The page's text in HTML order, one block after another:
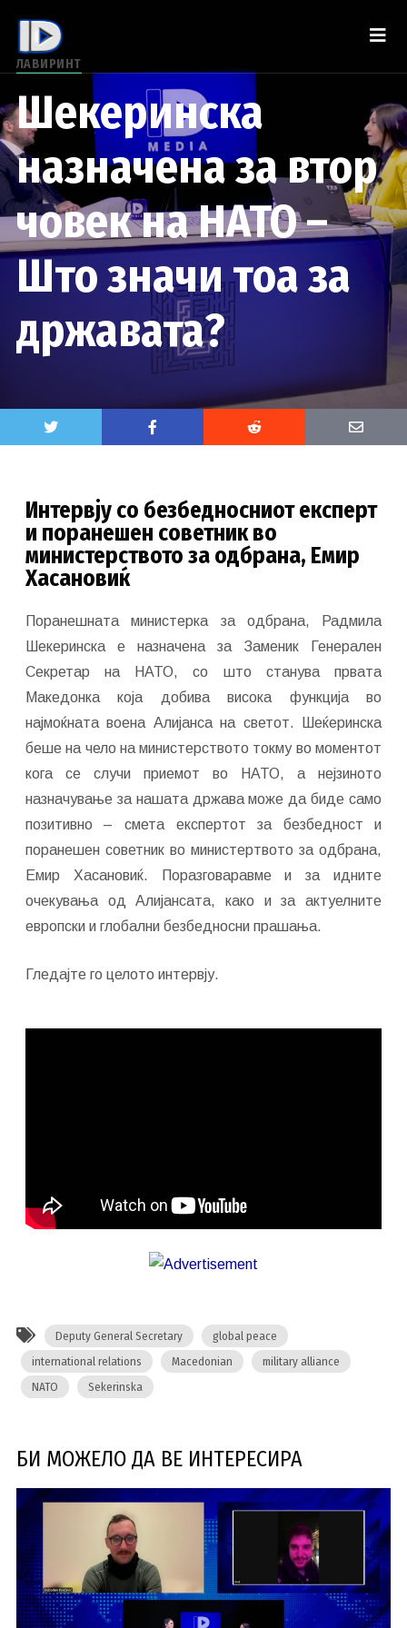
ЛАВИРИНТ
Шекеринска
назначена за втор
човек на НАТО –
Што значи тоа за
државата?
Интервју со безбедносниот експерт
и поранешен советник во
министерството за одбрана, Емир
Хасановиќ
Поранешната министерка за одбрана, Радмила
Шекеринска е назначена за Заменик Генерален
Секретар на НАТО, со што станува првата
Македонка која добива висока функција во
најмоќната воена Алијанса на светот. Шеќеринска
беше на чело на министерството токму во моментот
кога се случи приемот во НАТО, а нејзиното
назначување за нашата држава може да биде само
позитивно – смета експертот за безбедност и
поранешен советник во министертвото за одбрана,
Емир Хасановиќ. Поразговаравме и за идните
очекувања од Алијансата, како и за актуелните
европски и глобални безбедносни прашања.
Гледајте го целото интервју.
Deputy General Secretary
global peace
international relations
Macedonian
military alliance
NATO
Sekerinska
БИ МОЖЕЛО ДА ВЕ ИНТЕРЕСИРА